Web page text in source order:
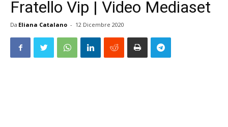
Fratello Vip | Video Mediaset
Da Eliana Catalano - 12 Dicembre 2020